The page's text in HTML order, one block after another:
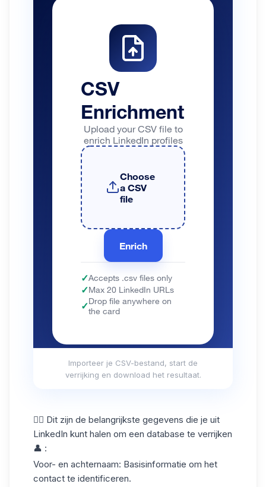
Importeer je CSV-bestand, start de
verrijking en download het resultaat.
👇🏼 Dit zijn de belangrijkste gegevens die je uit
LinkedIn kunt halen om een database te verrijken
👤 :
Voor- en achternaam: Basisinformatie om het
contact te identificeren.